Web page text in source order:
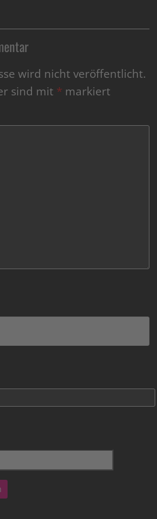
wird nicht veröffentlicht.
sind mit * markiert